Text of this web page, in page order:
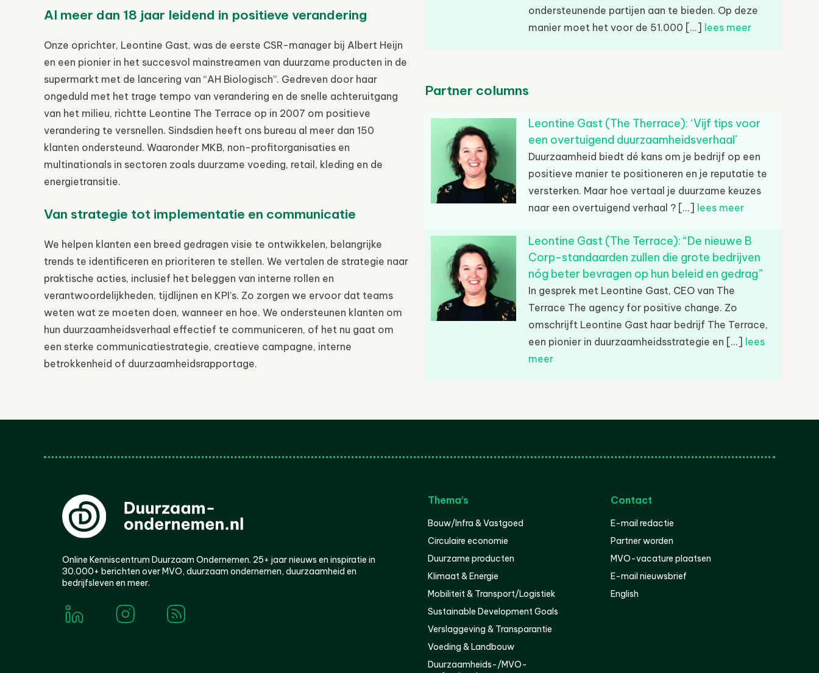
Al meer dan 18 jaar leidend in positieve verandering
Onze oprichter, Leontine Gast, was de eerste CSR-manager bij Albert Heijn
en een pionier in het succesvol mainstreamen van duurzame producten in de
supermarkt met de lancering van “AH Biologisch”. Gedreven door haar
ongeduld met het trage tempo van verandering en de snelle achteruitgang
van het milieu, richtte Leontine The Terrace op in 2007 om positieve
verandering te versnellen. Sindsdien heeft ons bureau al meer dan 150
klanten ondersteund. Waaronder MKB, non-profitorganisaties en
multinationals in sectoren zoals duurzame voeding, retail, kleding en de
energietransitie.
Van strategie tot implementatie en communicatie
We helpen klanten een breed gedragen visie te ontwikkelen, belangrijke
trends te identificeren en prioriteren te stellen. We vertalen de strategie naar
praktische acties, inclusief het beleggen van interne rollen en
verantwoordelijkheden, tijdlijnen en KPI’s. Zo zorgen we ervoor dat teams
weten wat ze moeten doen, wanneer en hoe. We ondersteunen klanten om
hun duurzaamheidsverhaal effectief te communiceren, of het nu gaat om
een sterke communicatiestrategie, creatieve campagne, interne
betrokkenheid of duurzaamheidsrapportage.
ondersteunende partijen aan te bieden. Op deze
manier moet het voor de 51.000 [...] lees meer
Partner columns
Leontine Gast (The Therrace): ‘Vijf tips voor
een overtuigend duurzaamheidsverhaal’
Duurzaamheid biedt dé kans om je bedrijf op een
positieve manier te positioneren en je reputatie te
versterken. Maar hoe vertaal je duurzame keuzes
naar een overtuigend verhaal ? [...] lees meer
Leontine Gast (The Terrace): “De nieuwe B
Corp-standaarden zullen die grote bedrijven
nóg beter bevragen op hun beleid en gedrag”
In gesprek met Leontine Gast, CEO van The
Terrace The agency for positive change. Zo
omschrijft Leontine Gast haar bedrijf The Terrace,
een pionier in duurzaamheidsstrategie en [...] lees
meer
Online Kenniscentrum Duurzaam Ondernemen. 25+ jaar nieuws en inspiratie in
30.000+ berichten over MVO, duurzaam ondernemen, duurzaamheid en
bedrijfsleven en meer.
Thema’s
Bouw/Infra & Vastgoed
Circulaire economie
Duurzame producten
Klimaat & Energie
Mobiliteit & Transport/Logistiek
Sustainable Development Goals
Verslaggeving & Transparantie
Voeding & Landbouw
Duurzaamheids-/MVO-
Contact
E-mail redactie
Partner worden
MVO-vacature plaatsen
E-mail nieuwsbrief
English